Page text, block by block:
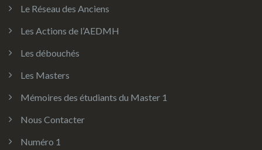
Le Réseau des Anciens
Les Actions de l’AEDMH
Les débouchés
Les Masters
Mémoires des étudiants du Master 1
Nous Contacter
Numéro 1